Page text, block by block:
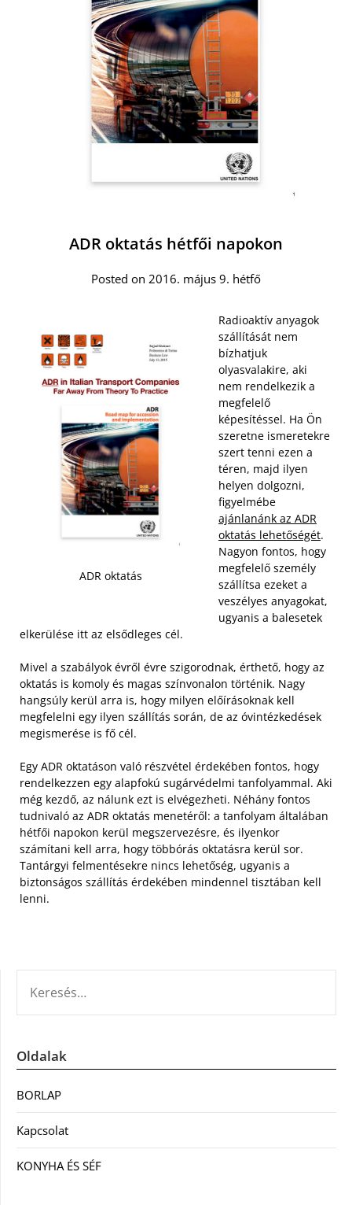
ADR oktatás hétfői napokon
Posted on 2016. május 9. hétfő
ADR oktatás
Radioaktív anyagok
szállítását nem
bízhatjuk
olyasvalakire, aki
nem rendelkezik a
megfelelő
képesítéssel. Ha Ön
szeretne ismeretekre
szert tenni ezen a
téren, majd ilyen
helyen dolgozni,
figyelmébe
ajánlanánk az ADR
oktatás lehetőségét.
Nagyon fontos, hogy
megfelelő személy
szállítsa ezeket a
veszélyes anyagokat,
ugyanis a balesetek
elkerülése itt az elsődleges cél.
Mivel a szabályok évről évre szigorodnak, érthető, hogy az
oktatás is komoly és magas színvonalon történik. Nagy
hangsúly kerül arra is, hogy milyen előírásoknak kell
megfelelni egy ilyen szállítás során, de az óvintézkedések
megismerése is fő cél.
Egy ADR oktatáson való részvétel érdekében fontos, hogy
rendelkezzen egy alapfokú sugárvédelmi tanfolyammal. Aki
még kezdő, az nálunk ezt is elvégezheti. Néhány fontos
tudnivaló az ADR oktatás menetéről: a tanfolyam általában
hétfői napokon kerül megszervezésre, és ilyenkor
számítani kell arra, hogy többórás oktatásra kerül sor.
Tantárgyi felmentésekre nincs lehetőség, ugyanis a
biztonságos szállítás érdekében mindennel tisztában kell
lenni.
Oldalak
BORLAP
Kapcsolat
KONYHA ÉS SÉF